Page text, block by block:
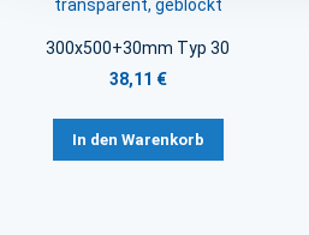
transparent, geblockt
300x500+30mm Typ 30
38,11 €
In den Warenkorb